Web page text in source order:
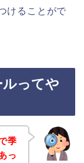
けることがで
ってや
季
っ